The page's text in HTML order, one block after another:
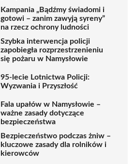
Kampania „Bądźmy świadomi i
gotowi – zanim zawyją syreny”
na rzecz ochrony ludności
Szybka interwencja policji
zapobiegła rozprzestrzenieniu
się pożaru w Namysłowie
95-lecie Lotnictwa Policji:
Wyzwania i Przyszłość
Fala upałów w Namysłowie –
ważne zasady dotyczące
bezpieczeństwa
Bezpieczeństwo podczas żniw –
kluczowe zasady dla rolników i
kierowców